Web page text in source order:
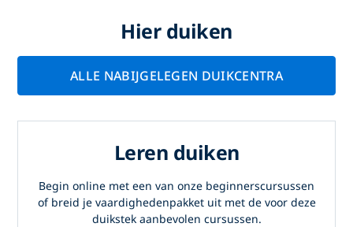
Hier duiken
ALLE NABIJGELEGEN DUIKCENTRA
Leren duiken
Begin online met een van onze beginnerscursussen
of breid je vaardighedenpakket uit met de voor deze
duikstek aanbevolen cursussen.